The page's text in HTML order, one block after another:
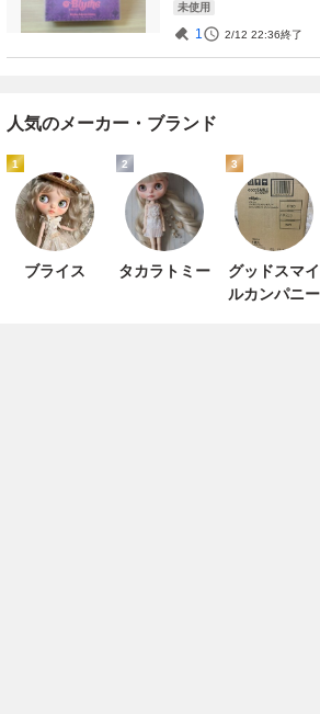
未使用
1 2/12 22:36終了
人気のメーカー・ブランド
1
ブライス
2
タカラトミー
3
グッドスマイ
ルカンパニー